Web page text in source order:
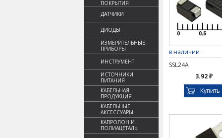
ПОКРЫТИЯ
ДАТЧИКИ
ДИОДЫ
ИЗМЕРИТЕЛЬНЫЕ
ПРИБОРЫ
ИНСТРУМЕНТ
ИСТОЧНИКИ
ПИТАНИЯ
КАБЕЛЬНАЯ
ПРОДУКЦИЯ
КАБЕЛЬНЫЕ
АКСЕССУАРЫ
КАПРОЛОН И
ПОЛИАЦЕТАЛЬ
в наличии
SSL24A
3.92 ₽
Купить